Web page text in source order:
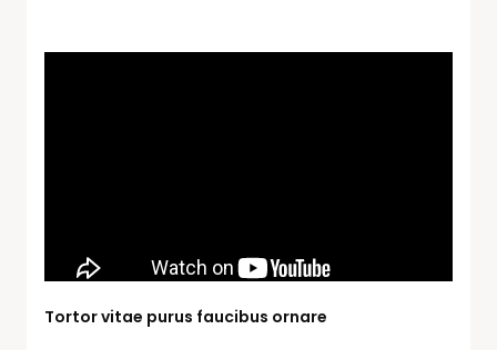
Tortor vitae purus faucibus ornare